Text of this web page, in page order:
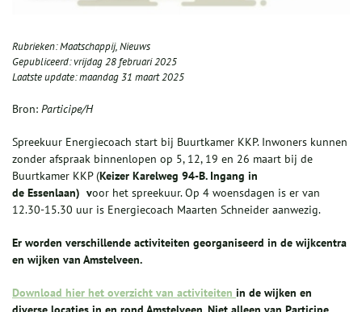
Rubrieken:Maatschappij,Nieuws
Gepubliceerd:vrijdag 28 februari 2025
Laatste update:maandag 31 maart 2025
Bron: Participe/H
Spreekuur Energiecoach start bij Buurtkamer KKP. Inwoners kunnen
zonder afspraak binnenlopen op 5, 12, 19 en 26 maart bij de
Buurtkamer KKP (Keizer Karelweg 94-B. Ingang in
de Essenlaan) voor het spreekuur. Op 4 woensdagen is er van
12.30-15.30 uur is Energiecoach Maarten Schneider aanwezig.
Er worden verschillende activiteiten georganiseerd in de wijkcentra
en wijken van Amstelveen.
Download hier het overzicht van activiteiten in de wijken en